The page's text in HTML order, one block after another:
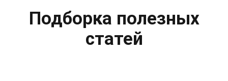
Подборка полезных
статей